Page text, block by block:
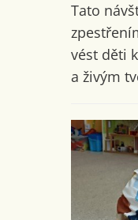
Tato
vést děti
a živým